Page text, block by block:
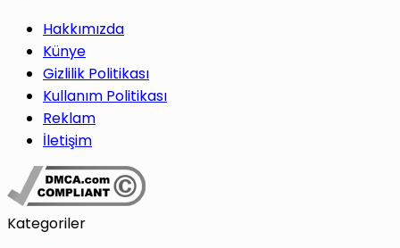
Hakkımızda
Künye
Gizlilik Politikası
Kullanım Politikası
Reklam
İletişim
Kategoriler